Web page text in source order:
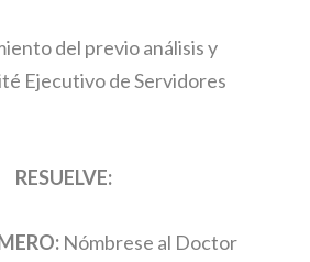
del previo análisis y
Ejecutivo de Servidores
RESUELVE:
Nómbrese al Doctor